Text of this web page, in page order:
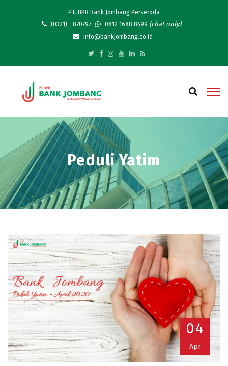
PT. BPR Bank Jombang Perseroda
(0321) - 870797
0812 1688 8499 (chat only)
info@bankjombang.co.id
Peduli Yatim
04
Apr